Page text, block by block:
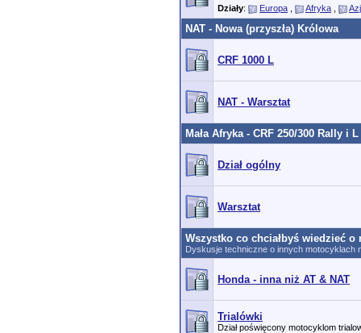
Działy: Europa Afryka
NAT - Nowa (przyszła) Królowa
CRF 1000 L
NAT - Warsztat
Mała Afryka - CRF 250/300 Rally i L
Dział ogólny
Warsztat
Wszystko co chciałbyś wiedzieć
Dyskusje techniczne o innych motocyklach
Honda - inna niż AT & NAT
Trialówki
Dział poświęcony motocyklom